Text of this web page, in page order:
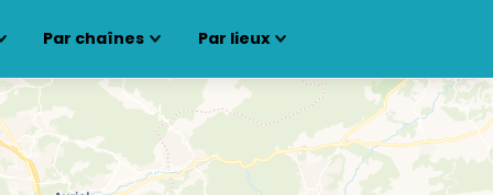
Par chaînes Par lieux